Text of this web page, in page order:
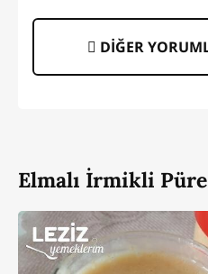
DİĞER
Elmalı İrmikli Püre